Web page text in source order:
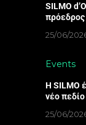
SILMO
πρόεδρος
25/06/
Events
Η SILMO
νέο πεδίο
25/06/